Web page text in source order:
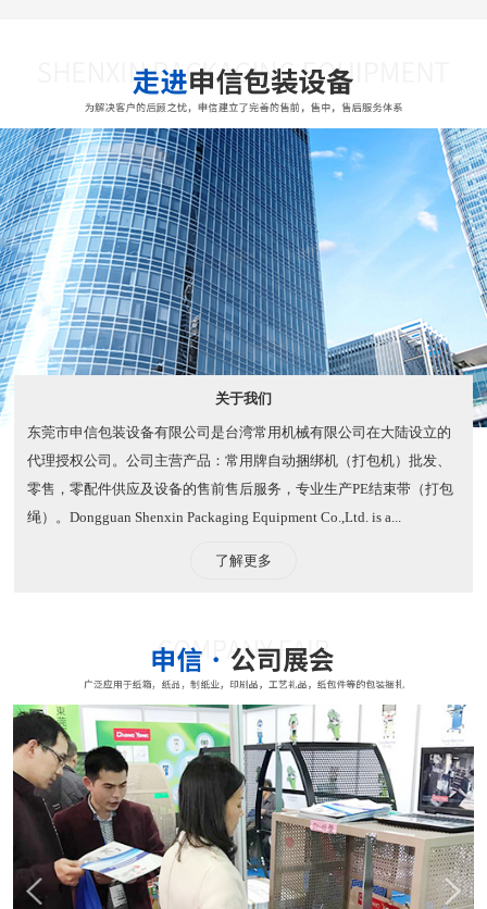
关于我们
东莞市申信包装设备有限公司是台湾常用机械有限公司在大陆设立的
代理授权公司。公司主营产品：常用牌自动捆绑机（打包机）批发、
零售，零配件供应及设备的售前售后服务，专业生产PE结束带（打包
绳）。​ Dongguan Shenxin Packaging Equipment Co.,Ltd. is a...
了解更多